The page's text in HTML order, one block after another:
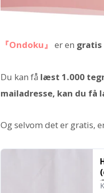
『Ondoku』 er en gratis
Du kan få læst 1.000
mailadresse, kan du få
Og selvom det er gratis,